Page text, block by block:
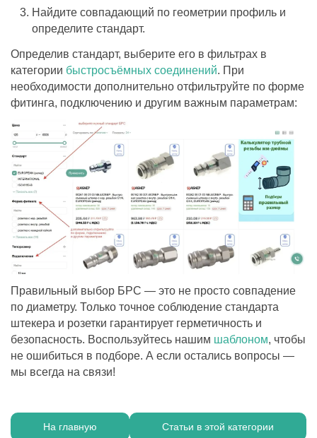
Найдите совпадающий по геометрии профиль и
определите стандарт.
Определив стандарт, выберите его в фильтрах в
категории быстросъёмных соединений. При
необходимости дополнительно отфильтруйте по форме
фитинга, подключению и другим важным параметрам:
Правильный выбор БРС — это не просто совпадение
по диаметру. Только точное соблюдение стандарта
штекера и розетки гарантирует герметичность и
безопасность. Воспользуйтесь нашим шаблоном, чтобы
не ошибиться в подборе. А если остались вопросы —
мы всегда на связи!
На главную Статьи в этой категории